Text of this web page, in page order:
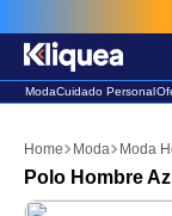
ModaCuidado Personal
Moda Moda
Polo Hombre
2. sandalia